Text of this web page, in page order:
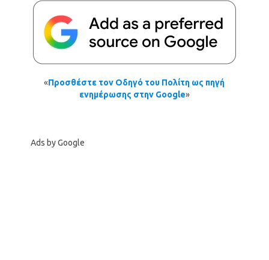
«Προσθέστε τον Οδηγό του Πολίτη ως πηγή
ενημέρωσης στην Google»
Ads by Google